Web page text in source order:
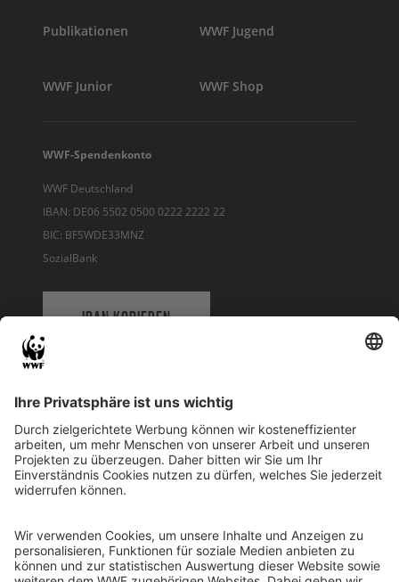
Publikationen WWF Jugend
WWF Junior WWF Shop
WWF-Spendenkonto
WWF Deutschland
IBAN: DE06 5502 0500 0222 2222 22
BIC: BFSWDE33MNZ
SozialBank
IBAN KOPIEREN
WWF Deutschland
Reinhardtstr. 18
10117 Berlin
Ihre Spende kann steuerlich geltend gemacht werden